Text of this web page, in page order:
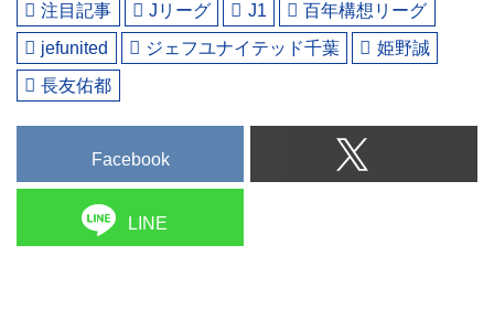
注目記事 Jリーグ J1
百年構想リーグ
jefunited
ジェフユナイテッド千葉
姫野誠
長友佑都
Facebook
LINE